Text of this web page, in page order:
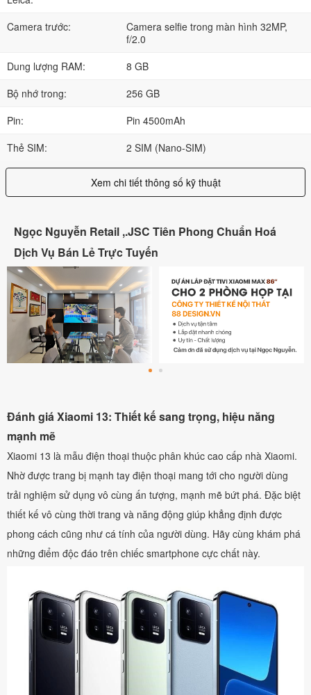
Camera trước:
Camera selfie trong màn hình 32MP,
f/2.0
Dung lượng RAM:
8 GB
Bộ nhớ trong:
256 GB
Pin:
Pin 4500mAh
Thẻ SIM:
2 SIM (Nano-SIM)
Xem chi tiết thông số kỹ thuật
Ngọc Nguyễn Retail ,.JSC Tiên Phong Chuẩn Hoá
Dịch Vụ Bán Lẻ Trực Tuyến
Đánh giá Xiaomi 13: Thiết kế sang trọng, hiệu năng
mạnh mẽ
Xiaomi 13 là mẫu điện thoại thuộc phân khúc cao cấp nhà Xiaomi.
Nhờ được trang bị mạnh tay điện thoại mang tới cho người dùng
trải nghiệm sử dụng vô cùng ấn tượng, mạnh mẽ bứt phá. Đặc biệt
thiết kế vô cùng thời trang và năng động giúp khẳng định được
phong cách cũng như cá tính của người dùng. Hãy cùng khám phá
những điểm độc đáo trên chiếc smartphone cực chất này.